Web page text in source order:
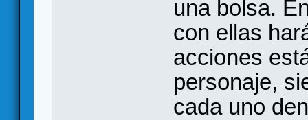
una bolsa.
con ellas
acciones
personaje,
cada uno